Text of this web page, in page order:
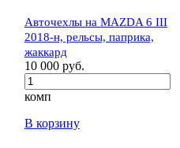
Авточехлы на MAZDA 6 III
2018-н, рельсы, паприка,
жаккард
10 000 руб.
комп
В корзину